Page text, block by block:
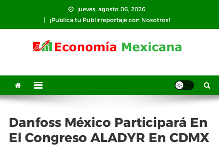
contenido
jueves, agosto 06, 2026
¡Publíca tu Publirreportaje con Nosotros!
Danfoss México Participará En
El Congreso ALADYR En CDMX